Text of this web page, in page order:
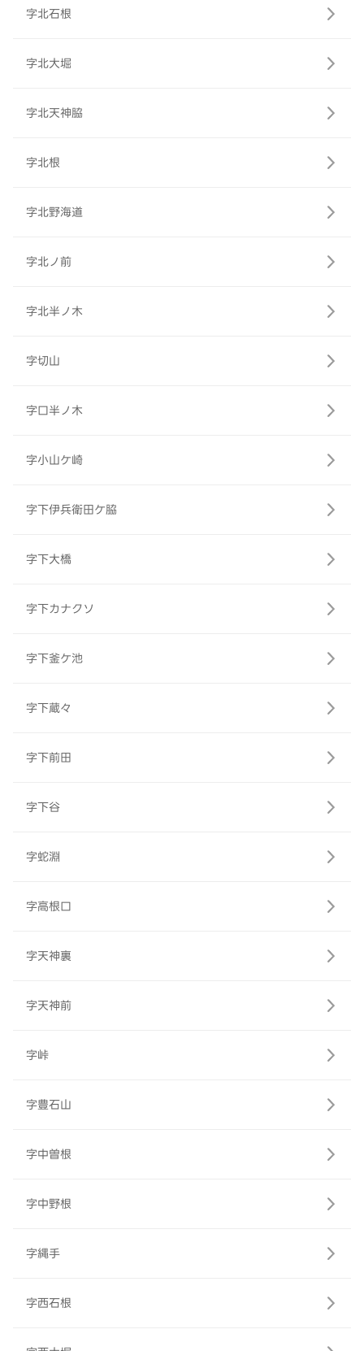
字北石根
字北大堀
字北天神脇
字北根
字北野海道
字北ノ前
字北半ノ木
字切山
字口半ノ木
字小山ケ崎
字下伊兵衛田ケ脇
字下大橋
字下カナクソ
字下釜ケ池
字下蔵々
字下前田
字下谷
字蛇淵
字高根口
字天神裏
字天神前
字峠
字豊石山
字中曽根
字中野根
字縄手
字西石根